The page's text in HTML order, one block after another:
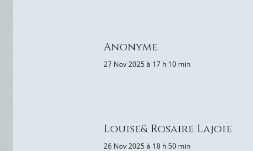
Anonyme
27 Nov 2025 à 17 h 10 min
Louise& Rosaire Lajoie
26 Nov 2025 à 18 h 50 min